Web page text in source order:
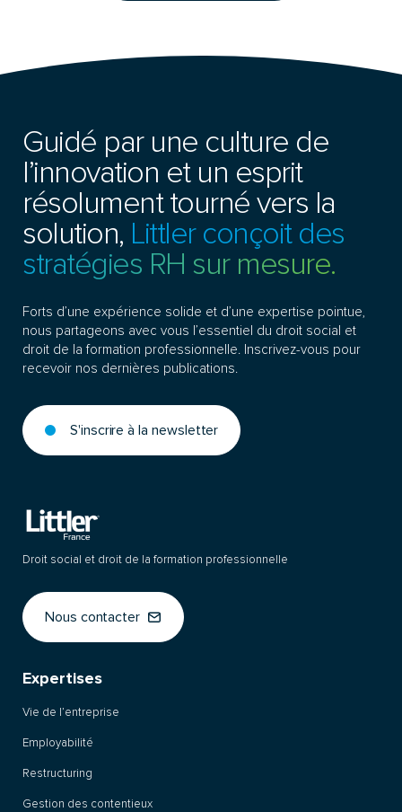
Guidé par une culture de
l’innovation et un esprit
résolument tourné vers la
solution, Littler conçoit des
stratégies RH sur mesure.
Forts d’une expérience solide et d’une expertise pointue,
nous partageons avec vous l’essentiel du droit social et
droit de la formation professionnelle. Inscrivez-vous pour
recevoir nos dernières publications.
S'inscrire à la newsletter
Droit social et droit de la formation professionnelle
Nous contacter
Expertises
Vie de l’entreprise
Employabilité
Restructuring
Gestion des contentieux